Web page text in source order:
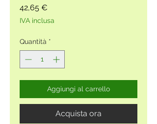
42,65 €
IVA inclusa
Quantità *
Aggiungi al carrello
Acquista ora